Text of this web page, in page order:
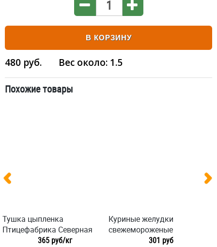
В КОРЗИНУ
480 руб. Вес около: 1.5
Похожие товары
Тушка цыпленка
Птицефабрика Северная
365 руб/кг
Куриные желудки
свежемороженые
301 руб